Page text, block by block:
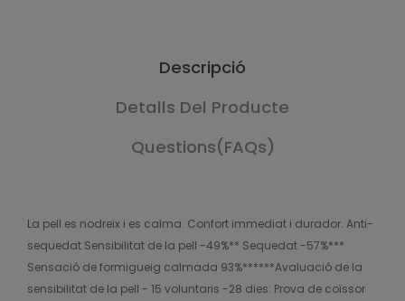
Descripció
Detalls Del Producte
Questions(FAQs)
La pell es nodreix i es calma. Confort immediat i durador. Anti-
sequedat.Sensibilitat de la pell -49%** Sequedat -57%***
Sensació de formigueig calmada 93%******Avaluació de la
sensibilitat de la pell - 15 voluntaris -28 dies: Prova de coïssor